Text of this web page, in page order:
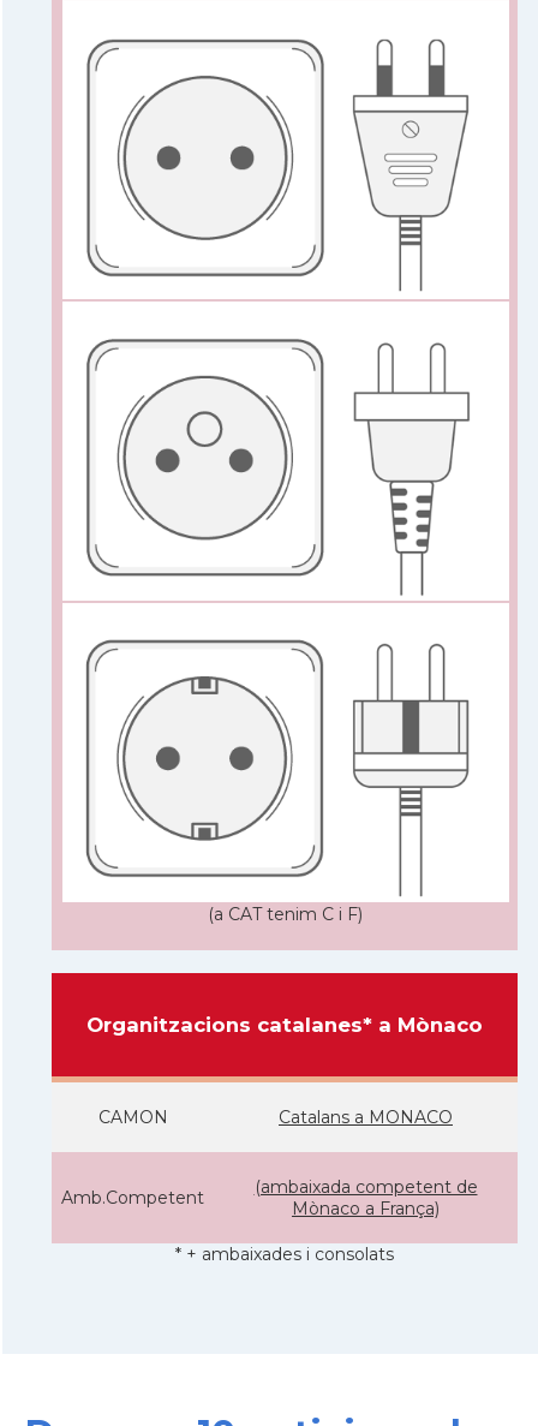
(a CAT tenim C i F)
Organitzacions catalanes* a Mònaco
CAMON Catalans a MONACO
Amb.Competent
(ambaixada competent de
Mònaco a França)
* + ambaixades i consolats